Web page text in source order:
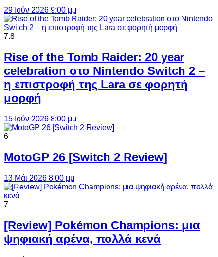
29 Ιούν 2026 9:00 μμ
7.8
Rise of the Tomb Raider: 20 year
celebration στο Nintendo Switch 2 –
η επιστροφή της Lara σε φορητή
μορφή
15 Ιούν 2026 8:00 μμ
6
MotoGP 26 [Switch 2 Review]
13 Μάι 2026 8:00 μμ
7
[Review] Pokémon Champions: μια
ψηφιακή αρένα, πολλά κενά